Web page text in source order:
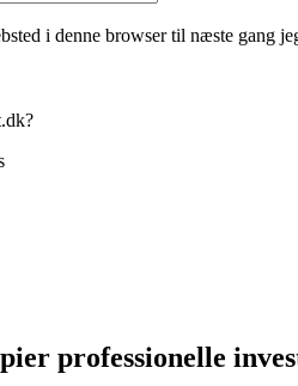
i denne browser til næste gang
professionelle